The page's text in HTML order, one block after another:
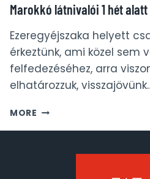
Marokkó látnivalói 1 hét alatt
Ezeregyéjszaka helyett
érkeztünk, ami közel sem
felfedezéséhez, arra
elhatározzuk,
MORE MAROKKÓ